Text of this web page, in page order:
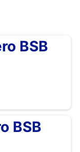
BSB
BSB